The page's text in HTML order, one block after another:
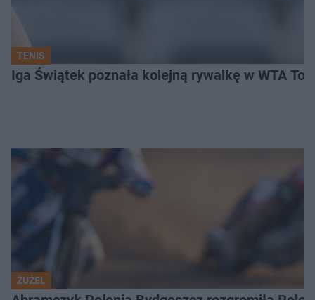
TENIS
Iga Świątek poznała kolejną rywalkę w WTA
ŻUŻEL